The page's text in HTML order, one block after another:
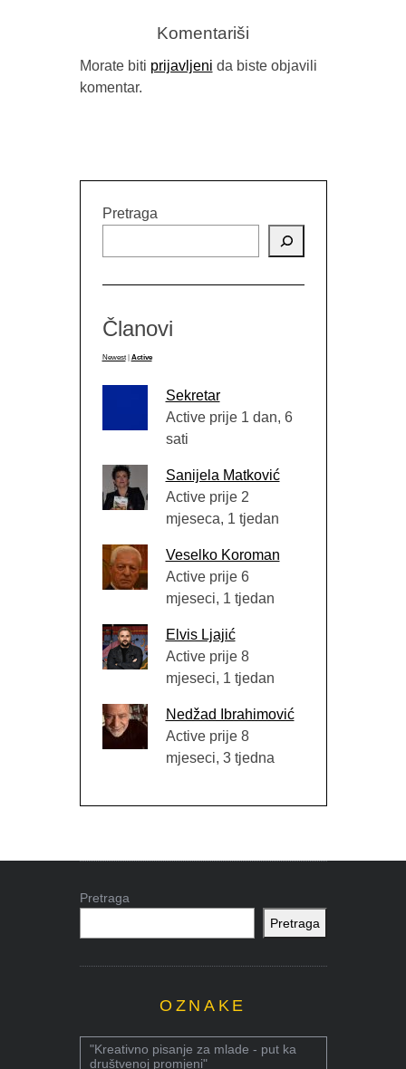
Komentariši
Morate biti prijavljeni da biste objavili
komentar.
Pretraga
Članovi
Newest | Active
Sekretar
Active prije 1 dan, 6
sati
Sanijela Matković
Active prije 2
mjeseca, 1 tjedan
Veselko Koroman
Active prije 6
mjeseci, 1 tjedan
Elvis Ljajić
Active prije 8
mjeseci, 1 tjedan
Nedžad Ibrahimović
Active prije 8
mjeseci, 3 tjedna
Pretraga
Pretraga
OZNAKE
"Kreativno pisanje za mlade - put ka
društvenoj promjeni"